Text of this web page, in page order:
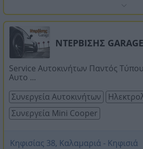
ΝΤΕΡΒΙΣΗΣ GARAGE
Service Αυτοκινήτων Παντός
Αυτο ...
Συνεργεία Αυτοκινήτων
Συνεργεία Mini Cooper
Κηφισίας 38, Καλαμαριά - Κηφισιά